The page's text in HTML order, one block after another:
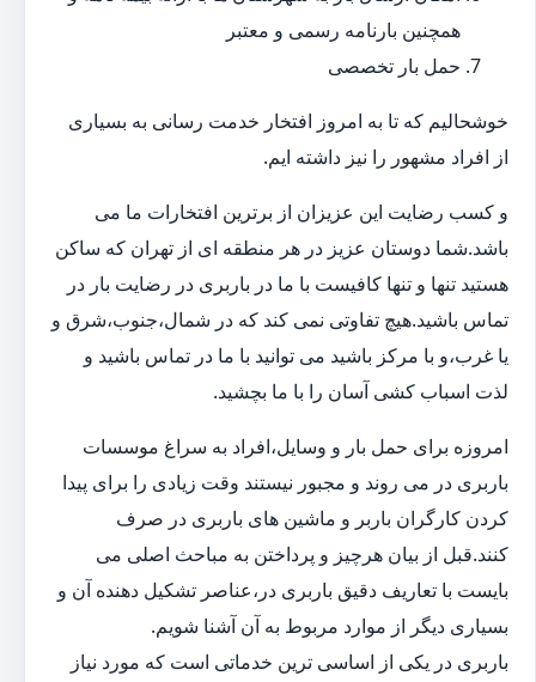
همچنین بارنامه رسمی و معتبر
حمل بار تخصصی
خوشحالیم که تا به امروز افتخار خدمت رسانی به بسیاری
از افراد مشهور را نیز داشته ایم.
و کسب رضایت این عزیزان از برترین افتخارات ما می
باشد.شما دوستان عزیز در هر منطقه ای از تهران که ساکن
هستید تنها و تنها کافیست با ما در باربری در رضایت بار در
تماس باشید.هیچ تفاوتی نمی کند که در شمال،جنوب،شرق و
یا غرب،و با مرکز باشید می توانید با ما در تماس باشید و
لذت اسباب کشی آسان را با ما بچشید.
امروزه برای حمل بار و وسایل،افراد به سراغ موسسات
باربری در می روند و مجبور نیستند وقت زیادی را برای پیدا
کردن کارگران باربر و ماشین های باربری در صرف
کنند.قبل از بیان هرچیز و پرداختن به مباحث اصلی می
بایست با تعاریف دقیق باربری در،عناصر تشکیل دهنده آن و
بسیاری دیگر از موارد مربوط به آن آشنا شویم.
باربری در یکی از اساسی ترین خدماتی است که مورد نیاز